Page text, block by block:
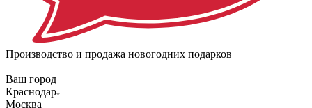
Производство и продажа новогодних подарков
Ваш город
Краснодар
Москва